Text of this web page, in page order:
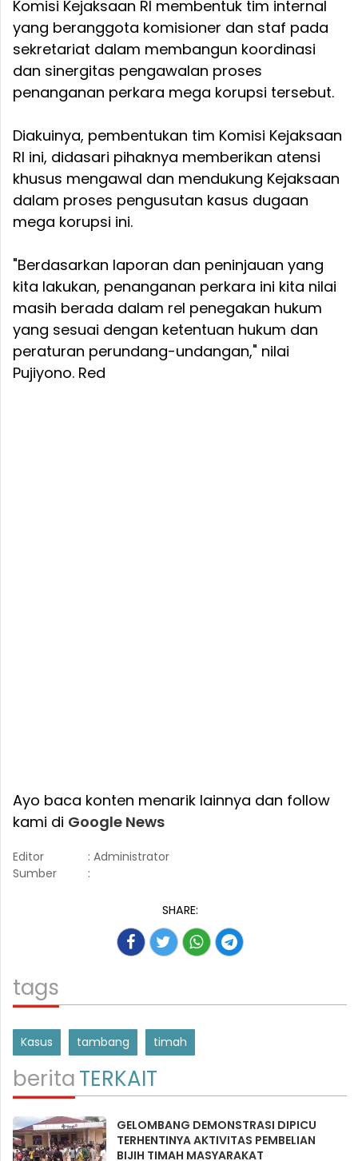
Komisi Kejaksaan RI membentuk tim internal
yang beranggota komisioner dan staf pada
sekretariat dalam membangun koordinasi
dan sinergitas pengawalan proses
penanganan perkara mega korupsi tersebut.
Diakuinya, pembentukan tim Komisi Kejaksaan
RI ini, didasari pihaknya memberikan atensi
khusus mengawal dan mendukung Kejaksaan
dalam proses pengusutan kasus dugaan
mega korupsi ini.
"Berdasarkan laporan dan peninjauan yang
kita lakukan, penanganan perkara ini kita nilai
masih berada dalam rel penegakan hukum
yang sesuai dengan ketentuan hukum dan
peraturan perundang-undangan," nilai
Pujiyono. Red
Ayo baca konten menarik lainnya dan follow
kami di Google News
Editor
: Administrator
Sumber
:
SHARE:
tags
Kasus tambang timah
beritaTERKAIT
GELOMBANG DEMONSTRASI DIPICU
TERHENTINYA AKTIVITAS PEMBELIAN
BIJIH TIMAH MASYARAKAT